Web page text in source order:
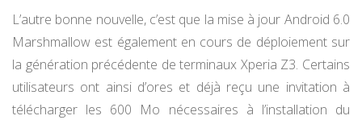
L’autre bonne nouvelle, c’est que la mise à jour Android 6.0
Marshmallow est également en cours de déploiement sur
la génération précédente de terminaux Xperia Z3. Certains
utilisateurs ont ainsi d’ores et déjà reçu une invitation à
télécharger les 600 Mo nécessaires à l’installation du